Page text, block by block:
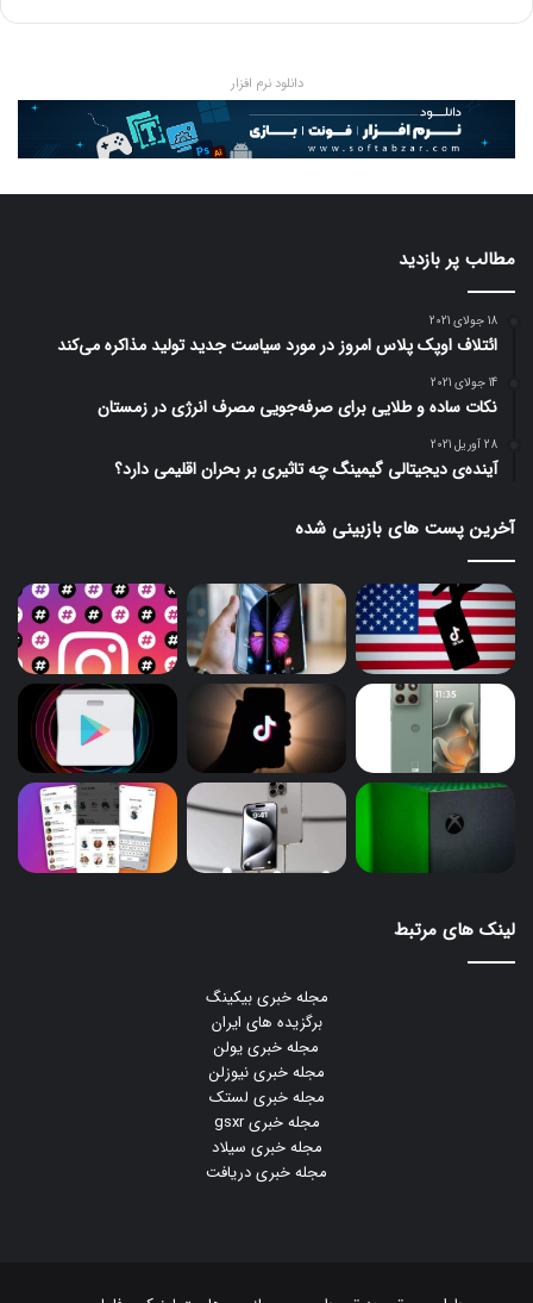
دانلود نرم افزار
مطالب پر بازدید
18 جولای 2021
ائتلاف اوپک پلاس امروز در مورد سیاست جدید تولید مذاکره می‌کند
14 جولای 2021
نکات ساده و طلایی برای صرفه‌جویی مصرف انرژی در زمستان
28 آوریل 2021
آینده‌ی دیجیتالی گیمینگ چه تاثیری بر بحران اقلیمی دارد؟
آخرین پست های بازبینی شده
لینک های مرتبط
مجله خبری بیکینگ
برگزیده های ایران
مجله خبری یولن
مجله خبری نیوزلن
مجله خبری لستک
مجله خبری gsxr
مجله خبری سیلاد
مجله خبری دریافت